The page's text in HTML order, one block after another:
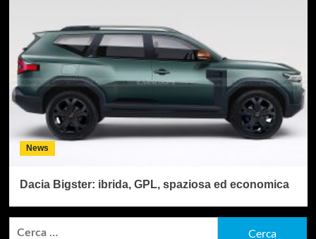
News
Dacia Bigster: ibrida, GPL, spaziosa ed economica